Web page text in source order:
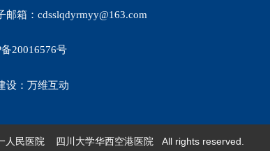
邮箱：cdsslqdyrmyy@163.com
20016576号
设：万维互动
人民医院 四川大学华西空港医院 All rights reserved.